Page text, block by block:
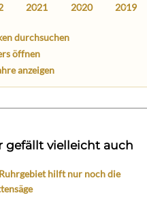
2021 2020 2019
durchsuchen
öffnen
anzeigen
gefällt vielleicht auch
hilft nur noch die